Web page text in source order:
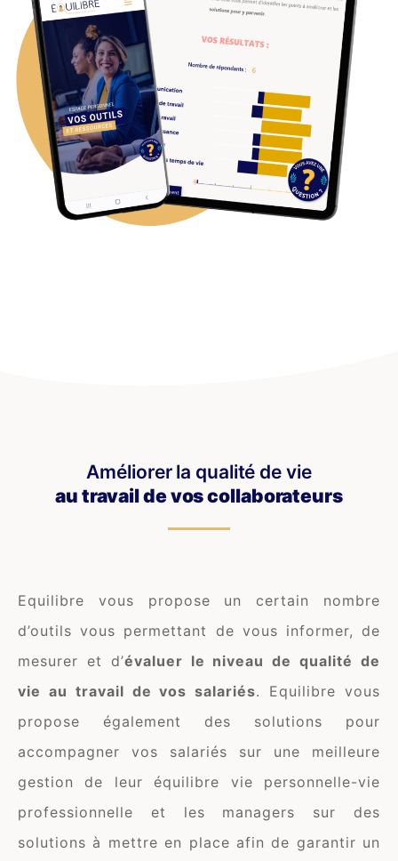
Améliorer la qualité de vie
au travail de vos collaborateurs
Equilibre vous propose un certain nombre
d’outils vous permettant de vous informer, de
mesurer et d’évaluer le niveau de qualité de
vie au travail de vos salariés. Equilibre vous
propose également des solutions pour
accompagner vos salariés sur une meilleure
gestion de leur équilibre vie personnelle-vie
professionnelle et les managers sur des
solutions à mettre en place afin de garantir un